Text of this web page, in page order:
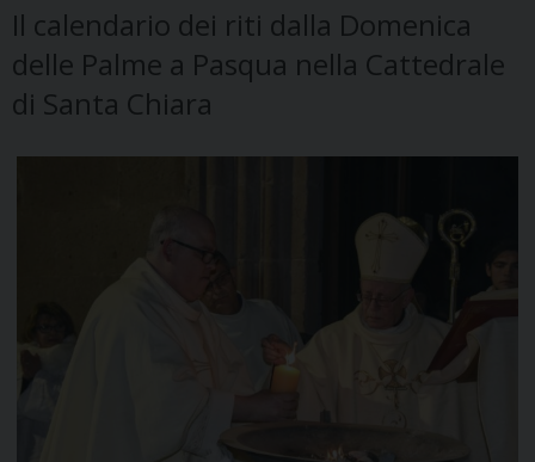
Il calendario dei riti dalla Domenica
delle Palme a Pasqua nella Cattedrale
di Santa Chiara